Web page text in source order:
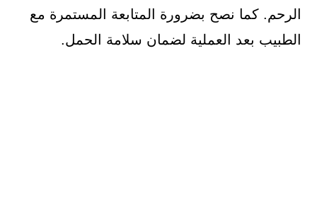
الرحم. كما نصح بضرورة المتابعة المستمرة مع
الطبيب بعد العملية لضمان سلامة الحمل.